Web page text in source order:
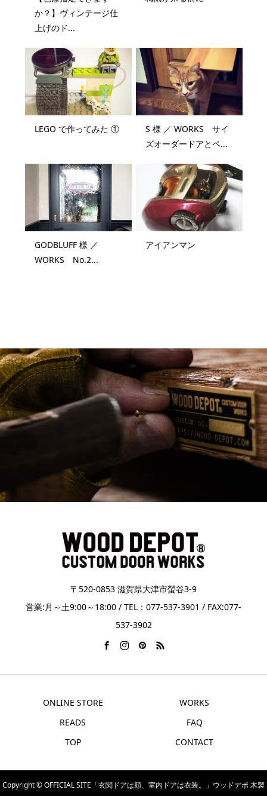
か？】ヴィンテージ仕
上げのド...
LEGO で作ってみた ①
S 様 ／ WORKS サイ
ズオーダードアとペ...
GODBLUFF 様 ／
WORKS No.2...
アイアンマン
〒520-0853 滋賀県大津市螢谷3-9
営業:月～土9:00～18:00 / TEL：077-537-3901 / FAX:077-
537-3902
ONLINE STORE
WORKS
READS
FAQ
TOP
CONTACT
Copyright © OFFICIAL SITE「玄関ドアは顔、室内ドアは衣装。」ウッドデポ 木製